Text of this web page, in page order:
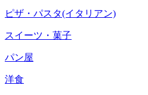
ピザ・パスタ(イタリアン)
スイーツ・菓子
パン屋
洋食